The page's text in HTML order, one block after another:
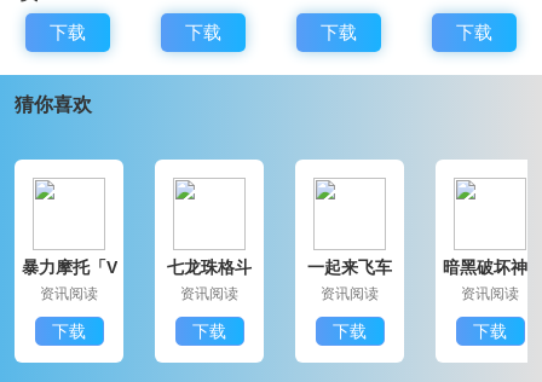
2 .在QQ加速器软件界面中输入手机号码，点击获取验
得。 认证码的有效期为30分钟，过期时可以重新获取认
邮件费用。
证。
4 .验证成功后，可以选择游戏进行加速！ 永久免费的网
游加速器，无需收线或排队。
虹入侵者修改
器 v1.0下载
下载 下载
传》 v1.0.95
正式版
【war3地
下载
方下载
下载
猜你喜欢
暴力摩托「V
1.25」IOS版
资讯阅读
下载
七龙珠格斗
免费「V5.
资讯阅读
下载
一起来飞车
本「V1.02」
资讯阅读
下载
暗黑破坏神3
免费版「V1.
资讯阅读
下载